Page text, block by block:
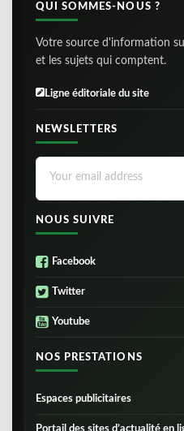
QUI SOMMES-NOUS ?
Votre source d'information
et les sujets qui comptent.
Ligne éditoriale du site
NEWSLETTERS
NOUS SUIVRE
Facebook
Twitter
Youtube
NOS PRESTATIONS
Espaces publicitaires